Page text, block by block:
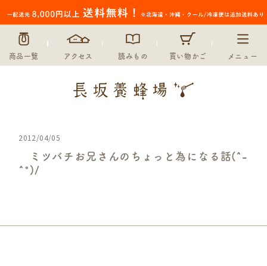
商品一覧 アクセス 読みもの 買い物かご メニュー
2012/04/05
ミツバチお兄さんのちょっと為になる話(^-
^*)/